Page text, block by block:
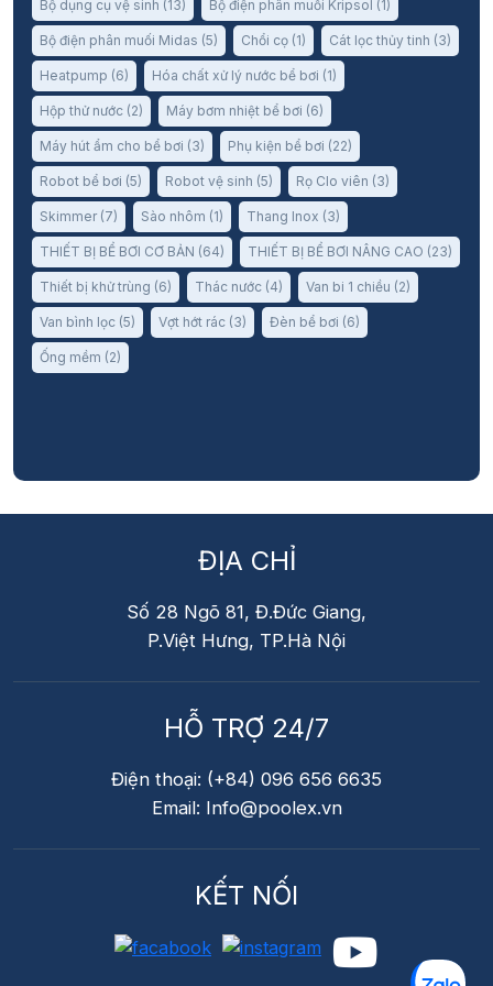
Bộ dụng cụ vệ sinh (13) Bộ điện phân muối Kripsol (1)
Bộ điện phân muối Midas (5) Chổi cọ (1) Cát lọc thủy tinh (3)
Heatpump (6) Hóa chất xử lý nước bể bơi (1)
Hộp thử nước (2) Máy bơm nhiệt bể bơi (6)
Máy hút ẩm cho bể bơi (3) Phụ kiện bể bơi (22)
Robot bể bơi (5) Robot vệ sinh (5) Rọ Clo viên (3)
Skimmer(7) Sào nhôm (1) Thang Inox (3)
THIẾT BỊ BỂ BƠI CƠ BẢN (64) THIẾT BỊ BỂ BƠI NÂNG CAO (23)
Thiết bị khử trùng (6) Thác nước (4) Van bi 1 chiều (2)
Van bình lọc (5) Vợt hớt rác (3) Đèn bể bơi (6)
Ống mềm (2)
ĐỊA CHỈ
Số 28 Ngõ 81, Đ.Đức Giang,
P.Việt Hưng, TP.Hà Nội
KẾT NỐI
HỖ TRỢ 24/7
Điện thoại: (+84) 096 656 6635
Email: Info@poolex.vn